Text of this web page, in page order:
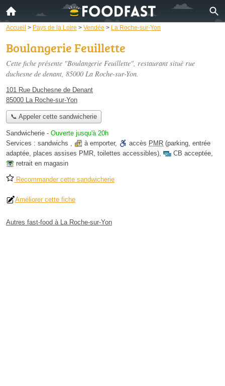
Accueil > Pays de la Loire > Vendée > La Roche-sur-Yon
Boulangerie Feuillette
Cette fiche présente "Boulangerie Feuillette", restaurant situé rue
duchesne de denant, 85000 La Roche-sur-Yon.
101 Rue Duchesne de Denant
85000 La Roche-sur-Yon
📞 Appeler cette sandwicherie
Sandwicherie - Ouverte jusqu'à 20h
Services : sandwichs , à emporter, accès PMR (parking, entrée
adaptée, places assises PMR, toilettes accessibles), CB acceptée,
retrait en magasin
Recommander cette sandwicherie
Améliorer cette fiche
Autres fast-food à La Roche-sur-Yon